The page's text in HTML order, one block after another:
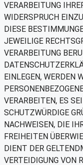
VERARBEITUNG
WIDERSPRUCH
DIESE
JEWEILIGE
VERARBEITUNG
EINLEGEN, WERDEN
VERARBEITEN, ES
SCHUTZWÜRDIGE
NACHWEISEN, DIE
FREIHEITEN
DIENT DER
VERTEIDIGUNG VON